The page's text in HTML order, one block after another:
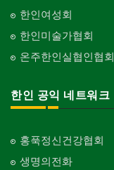
한인여성회
한인미술가협회
온주한인실협인협회
한인 공익 네트워크
홍푹정신건강협회
생명의전화